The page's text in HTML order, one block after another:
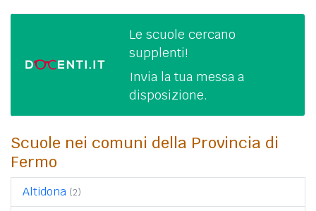
Le scuole cercano
supplenti!
Invia la tua messa a
disposizione.
Scuole nei comuni della Provincia di
Fermo
Altidona (2)